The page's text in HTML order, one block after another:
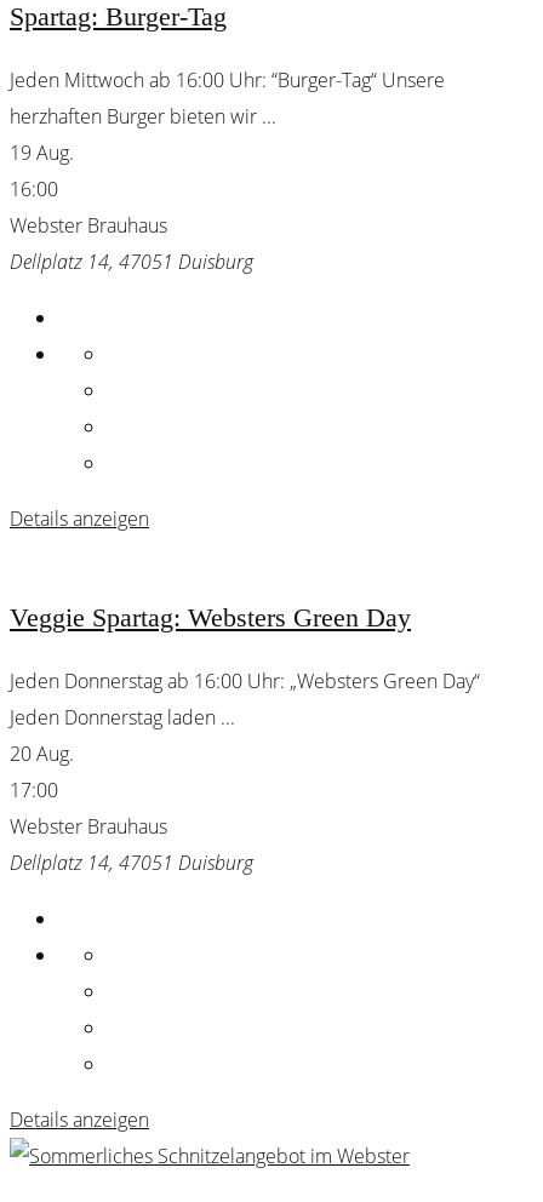
Spartag: Burger-Tag
Jeden Mittwoch ab 16:00 Uhr: “Burger-Tag“ Unsere
herzhaften Burger bieten wir ...
19 Aug.
16:00
Webster Brauhaus
Dellplatz 14, 47051 Duisburg
Details anzeigen
Veggie Spartag: Websters Green Day
Jeden Donnerstag ab 16:00 Uhr: „Websters Green Day“
Jeden Donnerstag laden ...
20 Aug.
17:00
Webster Brauhaus
Dellplatz 14, 47051 Duisburg
Details anzeigen